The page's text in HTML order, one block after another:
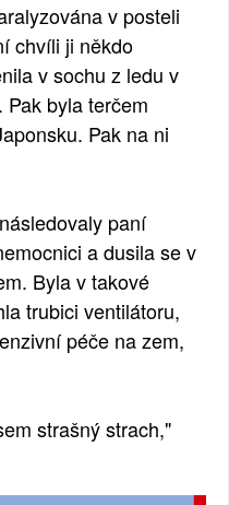
v posteli
chvíli ji někdo
v sochu z ledu v
byla terčem
Pak na ni
paní
a dusila se v
Byla v takové
trubici ventilátoru,
péče na zem,
strašný strach,"